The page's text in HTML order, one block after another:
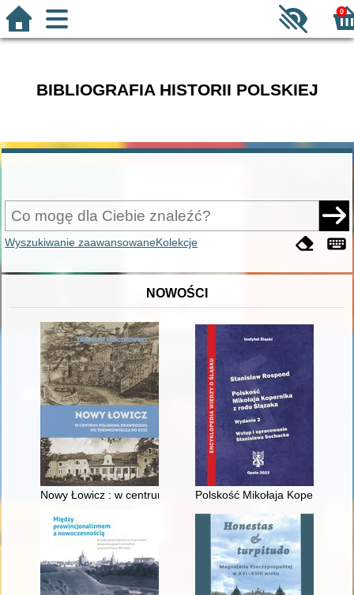
0
BIBLIOGRAFIA HISTORII POLSKIEJ
Wyszukiwanie zaawansowaneKolekcje
NOWOŚCI
Nowy Łowicz : w centrum poligonu drawskiego od
Polskość Mikołaja Kopernika z